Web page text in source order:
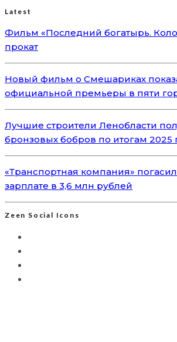
Latest
Фильм «Последний богатырь.
прокат
Новый фильм о Смешариках
официальной премьеры в пяти
Лучшие строители Ленобласти
бронзовых бобров по итогам 2025
«Транспортная компания»
зарплате в 3,6 млн рублей
Zeen Social Icons